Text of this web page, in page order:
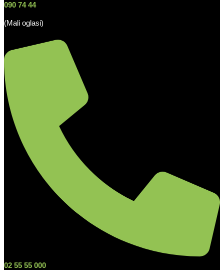
090 74 44
(Mali oglasi)
02 55 55 000